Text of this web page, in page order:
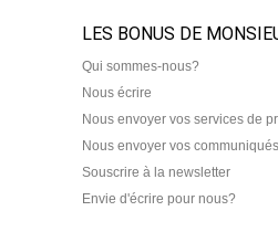
LES BONUS DE
Qui sommes-nous?
Nous écrire
Nous envoyer vos services de
Nous envoyer vos
Souscrire à la newsletter
Envie d'écrire pour nous?